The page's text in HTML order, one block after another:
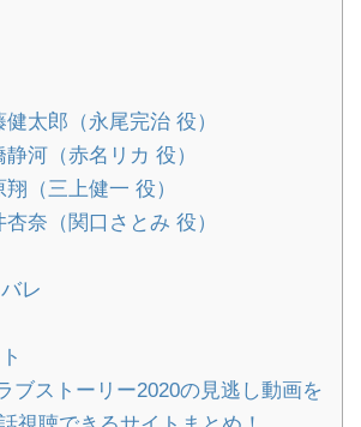
健太郎（永尾完治 役）
静河（赤名リカ 役）
翔（三上健一 役）
杏奈（関口さとみ 役）
レ
ブストーリー2020の見逃し動画を